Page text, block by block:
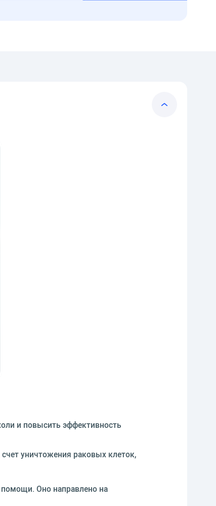
и повысить эффективность
уничтожения раковых клеток,
помощи. Оно направлено на